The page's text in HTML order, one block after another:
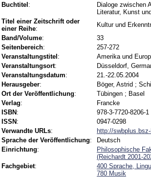
Buchtitel :
Dialoge zwischen
Literatur, Kunst
Titel einer Zeitschrift oder
einer Reihe:
Kultur und
Band/Volume:
33
Seitenbereich:
257-272
Veranstaltungstitel :
Amerika und
Veranstaltungsort:
Düsseldorf,
Veranstaltungsdatum:
21.-22.05.2004
Herausgeber: Böger, Astrid ;
Ort der Veröffentlichung:
Tübingen ; Basel
Verlag:
Francke
ISBN :
978-3-7720-8206-
ISSN :
0947-0298
Verwandte URLs:
http://
Sprache der Veröffentlichung:
Deutsch
Einrichtung:
Philosophische
(Reichardt 2001-
Fachgebiet:
400 Sprache,
780 Musik